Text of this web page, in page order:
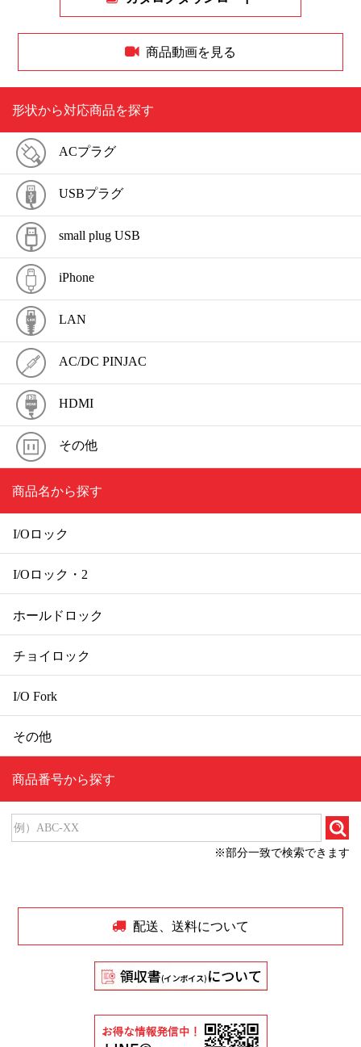
商品動画を見る
形状から対応商品を探す
ACプラグ
USBプラグ
small plug USB
iPhone
LAN
AC/DC PINJAC
HDMI
その他
商品名から探す
I/Oロック
I/Oロック・2
ホールドロック
チョイロック
I/O Fork
その他
商品番号から探す
※部分一致で検索できます
配送、送料について